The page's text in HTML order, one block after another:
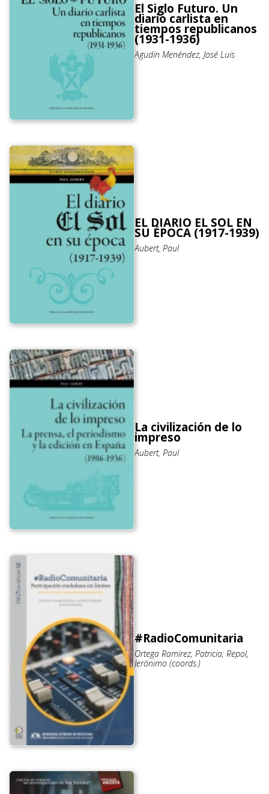
El Siglo Futuro. Un
diario carlista en
tiempos republicanos
(1931-1936)
Agudín Menéndez, José Luis
EL DIARIO EL SOL EN
SU ÉPOCA (1917-1939)
Aubert, Paul
La civilización de lo
impreso
Aubert, Paul
#RadioComunitaria
Ortega Ramírez, Patricia; Repol,
Jerónimo (coords.)